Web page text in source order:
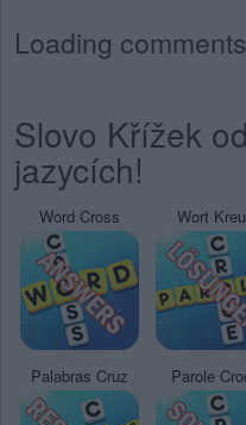
Loading
Slovo Křížek
jazycích!
Word Cross Wort
Palabras Cruz Parole